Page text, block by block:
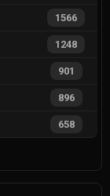
1566
1248
901
896
658